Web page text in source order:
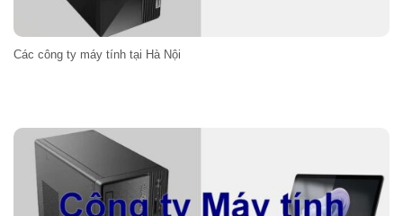
Các công ty máy tính tại Hà Nội